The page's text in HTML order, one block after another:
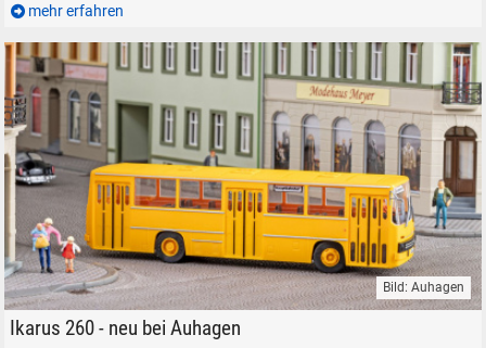
mehr erfahren
Stadtbus Ikarus 260 in TT, Auhagen 66055.
Bild: Auhagen
Ikarus 260 - neu bei Auhagen